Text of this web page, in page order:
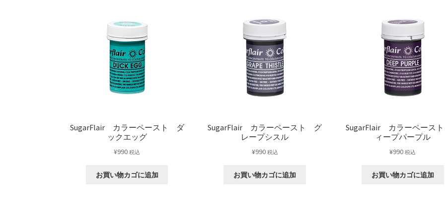
ナ
ッ
ト
個
SugarFlair カラーペースト ダ
ックエッグ
¥990 税込
お買い物カゴに追加
SugarFlair カラーペースト グ
レープシスル
¥990 税込
お買い物カゴに追加
SugarFlair カラーペース
ィープパープル
¥990 税込
お買い物カゴに追加